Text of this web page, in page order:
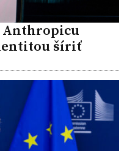
Anthropicu
šíriť